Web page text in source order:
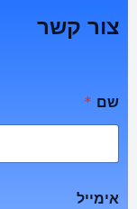
צור קשר
שם *
אימייל